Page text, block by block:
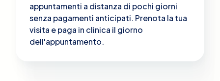
appuntamenti a distanza di pochi giorni
senza pagamenti anticipati. Prenota la tua
visita e paga in clinica il giorno
dell'appuntamento.